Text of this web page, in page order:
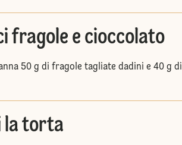
fragole e cioccolato
50 g di fragole tagliate dadini e 40 g di
la torta